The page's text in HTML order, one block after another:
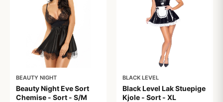
BEAUTY NIGHT
Beauty Night Eve Sort
Chemise - Sort - S/M
BLACK LEVEL
Black Level Lak Stuepige
Kjole - Sort - XL